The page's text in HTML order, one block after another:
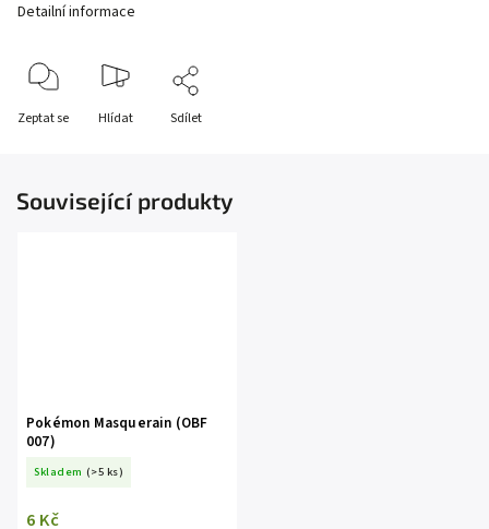
Detailní informace
Zeptat se Hlídat Sdílet
Související produkty
Pokémon Masquerain (OBF
007)
Skladem (>5 ks)
6 Kč